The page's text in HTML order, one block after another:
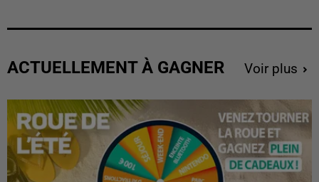
ACTUELLEMENT À GAGNER Voir plus